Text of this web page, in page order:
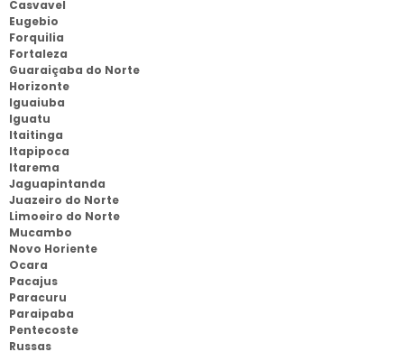
Casvavel
Eugebio
Forquilia
Fortaleza
Guaraiçaba do Norte
Horizonte
Iguaiuba
Iguatu
Itaitinga
Itapipoca
Itarema
Jaguapintanda
Juazeiro do Norte
Limoeiro do Norte
Mucambo
Novo Horiente
Ocara
Pacajus
Paracuru
Paraipaba
Pentecoste
Russas